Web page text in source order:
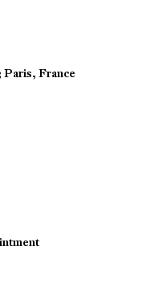
Paris, France